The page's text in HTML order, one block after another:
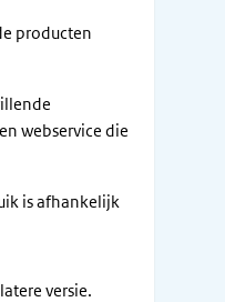
producten
webservice die
is afhankelijk
versie.